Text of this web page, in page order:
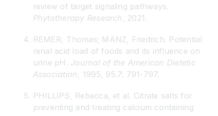
review of target signaling pathways.
Phytotherapy Research
, 2021.
REMER, Thomas; MANZ, Friedrich. Potential
renal acid load of foods and its influence on
urine pH. Journal of the American Dietetic
Association
, 1995, 95.7: 791-797.
PHILLIPS, Rebecca, et al. Citrate salts for
preventing and treating calcium containing